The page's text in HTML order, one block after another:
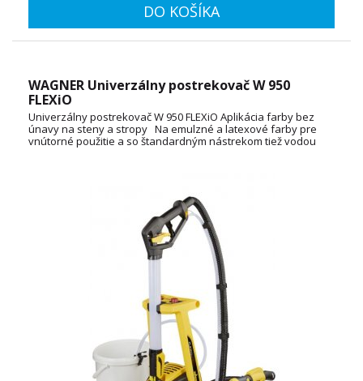
DO KOŠÍKA
WAGNER Univerzálny postrekovač W 950
FLEXiO
Univerzálny postrekovač W 950 FLEXiO Aplikácia farby bez
únavy na steny a stropy Na emulzné a latexové farby pre
vnútorné použitie a so štandardným nástrekom tiež vodou